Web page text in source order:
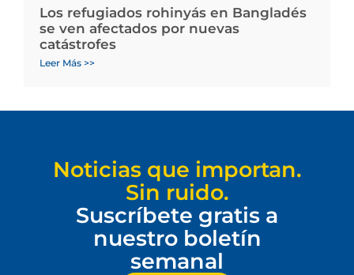
Los refugiados rohinyás en Bangladés
se ven afectados por nuevas
catástrofes
Leer Más >>
Noticias que importan.
Sin ruido.
Suscríbete gratis a
nuestro boletín
semanal